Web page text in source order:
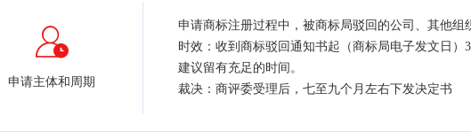
申请主体和周期
申请商标注册过程中，被商标局驳回的公司、其他组
时效：收到商标驳回通知书起（商标局电子发文日
建议留有充足的时间。
裁决：商评委受理后，七至九个月左右下发决定书